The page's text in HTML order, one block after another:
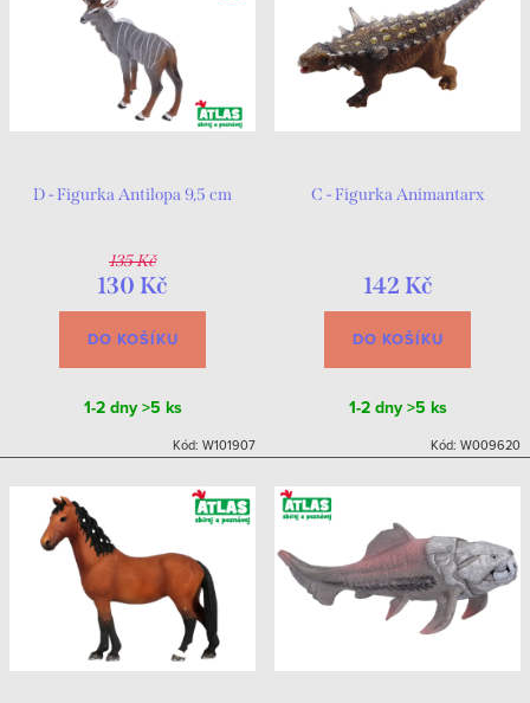
D - Figurka Antilopa 9,5 cm
135 Kč
130 Kč
DO KOŠÍKU
1-2 dny>5 ks
Kód: W101907
C - Figurka Animantarx
142 Kč
DO KOŠÍKU
1-2 dny>5 ks
Kód: W009620